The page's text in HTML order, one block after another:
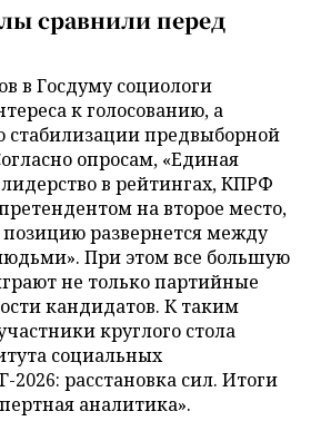
сравнили перед
в Госдуму социологи
к голосованию, а
стабилизации предвыборной
опросам, «Единая
лидерство в рейтингах, КПРФ
на второе место,
позицию развернется между
При этом все большую
не только партийные
кандидатов. К таким
круглого стола
социальных
2026: расстановка сил. Итоги
аналитика».